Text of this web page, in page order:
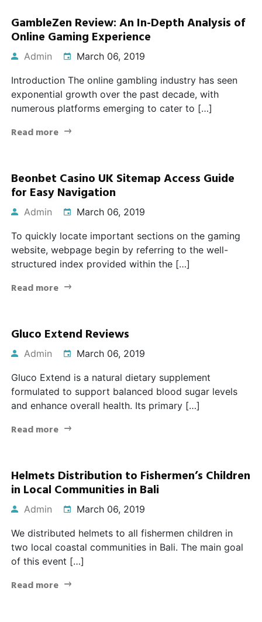
GambleZen Review: An In-Depth Analysis of
Online Gaming Experience
Admin March 06, 2019
Introduction The online gambling industry has seen
exponential growth over the past decade, with
numerous platforms emerging to cater to […]
Read more
Beonbet Casino UK Sitemap Access Guide
for Easy Navigation
Admin March 06, 2019
To quickly locate important sections on the gaming
website, webpage begin by referring to the well-
structured index provided within the […]
Read more
Gluco Extend Reviews
Admin March 06, 2019
Gluco Extend is a natural dietary supplement
formulated to support balanced blood sugar levels
and enhance overall health. Its primary […]
Read more
Helmets Distribution to Fishermen’s Children
in Local Communities in Bali
Admin March 06, 2019
We distributed helmets to all fishermen children in
two local coastal communities in Bali. The main goal
of this event […]
Read more